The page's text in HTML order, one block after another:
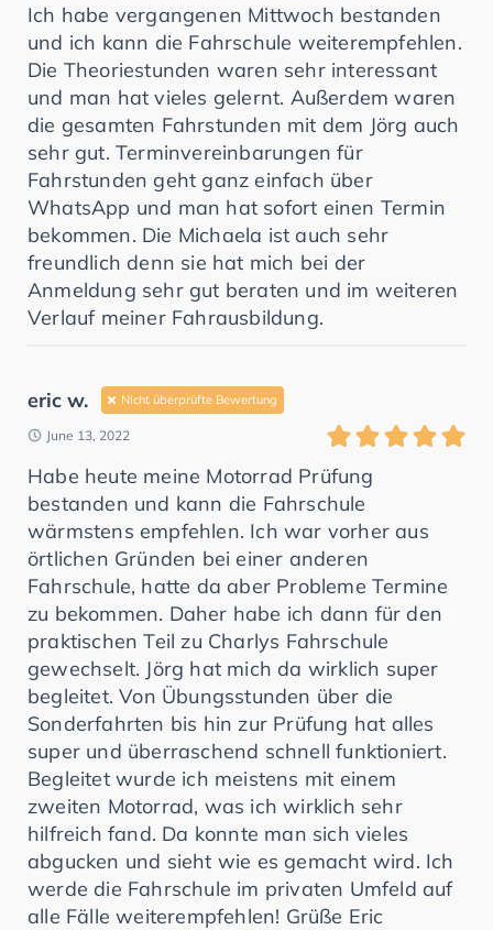
Ich habe vergangenen Mittwoch bestanden
und ich kann die Fahrschule weiterempfehlen.
Die Theoriestunden waren sehr interessant
und man hat vieles gelernt. Außerdem waren
die gesamten Fahrstunden mit dem Jörg auch
sehr gut. Terminvereinbarungen für
Fahrstunden geht ganz einfach über
WhatsApp und man hat sofort einen Termin
bekommen. Die Michaela ist auch sehr
freundlich denn sie hat mich bei der
Anmeldung sehr gut beraten und im weiteren
Verlauf meiner Fahrausbildung.
eric w. Nicht überprüfte Bewertung
June 13, 2022
Habe heute meine Motorrad Prüfung
bestanden und kann die Fahrschule
wärmstens empfehlen. Ich war vorher aus
örtlichen Gründen bei einer anderen
Fahrschule, hatte da aber Probleme Termine
zu bekommen. Daher habe ich dann für den
praktischen Teil zu Charlys Fahrschule
gewechselt. Jörg hat mich da wirklich super
begleitet. Von Übungsstunden über die
Sonderfahrten bis hin zur Prüfung hat alles
super und überraschend schnell funktioniert.
Begleitet wurde ich meistens mit einem
zweiten Motorrad, was ich wirklich sehr
hilfreich fand. Da konnte man sich vieles
abgucken und sieht wie es gemacht wird. Ich
werde die Fahrschule im privaten Umfeld auf
alle Fälle weiterempfehlen! Grüße Eric